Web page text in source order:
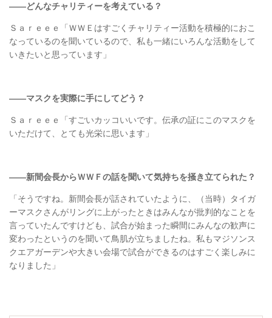
――どんなチャリティーを考えている？
Ｓａｒｅｅｅ「ＷＷＥはすごくチャリティー活動を積極的におこ
なっているのを聞いているので、私も一緒にいろんな活動をして
いきたいと思っています」
――マスクを実際に手にしてどう？
Ｓａｒｅｅｅ「すごいカッコいいです。伝承の証にこのマスクを
いただけて、とても光栄に思います」
――新間会長からＷＷＦの話を聞いて気持ちを掻き立てられた？
「そうですね。新間会長が話されていたように、（当時）タイガ
ーマスクさんがリングに上がったときはみんなが批判的なことを
言っていたんですけども、試合が始まった瞬間にみんなの歓声に
変わったというのを聞いて鳥肌が立ちましたね。私もマジソンス
クエアガーデンや大きい会場で試合ができるのはすごく楽しみに
なりました」